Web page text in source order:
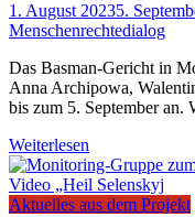
1. August 20235.
Menschenrechtedialog
Das Basman-Gericht in
Anna Archipowa,
bis zum 5. September an.
Weiterlesen
Aktuelles aus dem Projekt